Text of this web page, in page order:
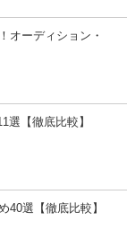
オーディション・
選【徹底比較】
40選【徹底比較】